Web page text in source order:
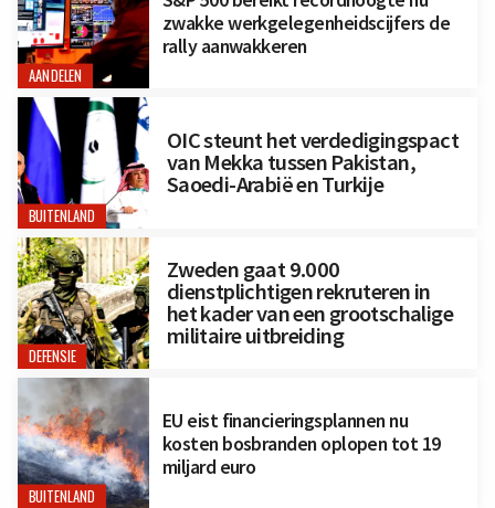
AANDELEN
zwakke werkgelegenheidscijfers de
rally aanwakkeren
BUITENLAND
OIC steunt het verdedigingspact
van Mekka tussen Pakistan,
Saoedi-Arabië en Turkije
DEFENSIE
Zweden gaat 9.000
dienstplichtigen rekruteren in
het kader van een grootschalige
militaire uitbreiding
BUITENLAND
EU eist financieringsplannen nu
kosten bosbranden oplopen tot 19
miljard euro